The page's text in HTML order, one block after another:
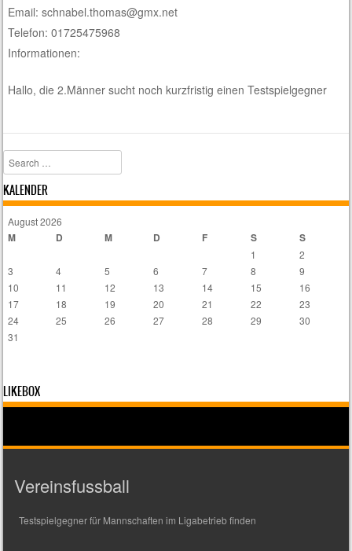
Email: schnabel.thomas@gmx.net
Telefon: 01725475968
Informationen:
Hallo, die 2.Männer sucht noch kurzfristig einen Testspielgegner
Search
KALENDER
August 2026
M D M D F S S
1
2
3
4 5 6 7 8
9
10
11 12 13 14 15
16
17
18 19 20 21 22
23
24
25 26 27 28 29
30
31
LIKEBOX
Vereinsfussball
Testspielgegner für Mannschaften im Ligabetrieb finden